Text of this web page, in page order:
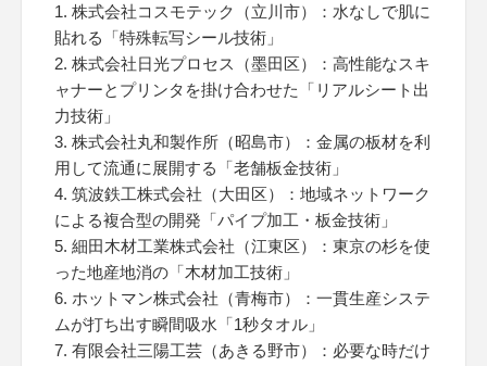
1. 株式会社コスモテック（立川市）：水なしで肌に
貼れる「特殊転写シール技術」
2. 株式会社日光プロセス（墨田区）：高性能なスキ
ャナーとプリンタを掛け合わせた「リアルシート出
力技術」
3. 株式会社丸和製作所（昭島市）：金属の板材を利
用して流通に展開する「老舗板金技術」
4. 筑波鉄工株式会社（大田区）：地域ネットワーク
による複合型の開発「パイプ加工・板金技術」
5. 細田木材工業株式会社（江東区）：東京の杉を使
った地産地消の「木材加工技術」
6. ホットマン株式会社（青梅市）：一貫生産システ
ムが打ち出す瞬間吸水「1秒タオル」
7. 有限会社三陽工芸（あきる野市）：必要な時だけ